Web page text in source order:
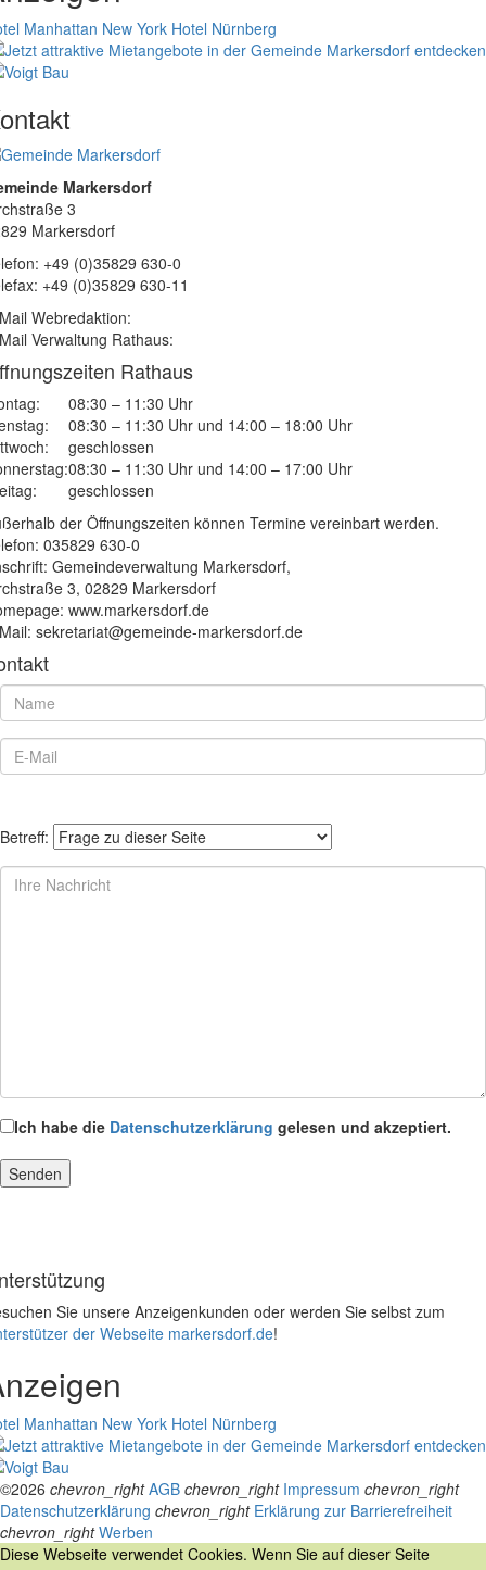
Manhattan New York Hotel Nürnberg
Markersdorf
3
Markersdorf
+49 (0)35829 630-0
+49 (0)35829 630-11
Webredaktion:
Verwaltung Rathaus:
Rathaus
08:30 – 11:30 Uhr
08:30 – 11:30 Uhr und 14:00 – 18:00 Uhr
geschlossen
08:30 – 11:30 Uhr und 14:00 – 17:00 Uhr
geschlossen
der Öffnungszeiten können Termine vereinbart werden.
035829 630-0
Gemeindeverwaltung Markersdorf,
3, 02829 Markersdorf
www.markersdorf.de
sekretariat@gemeinde-markersdorf.de
Betreff:
Ich habe die Datenschutzerklärung gelesen und akzeptiert.
Sie unsere Anzeigenkunden oder werden Sie selbst zum
der Webseite markersdorf.de!
Manhattan New York Hotel Nürnberg
©2026 chevron_right AGB chevron_right Impressum chevron_right
Datenschutzerklärung chevron_right Erklärung zur Barrierefreiheit
chevron_right Werben
Diese Webseite verwendet Cookies. Wenn Sie auf dieser Seite